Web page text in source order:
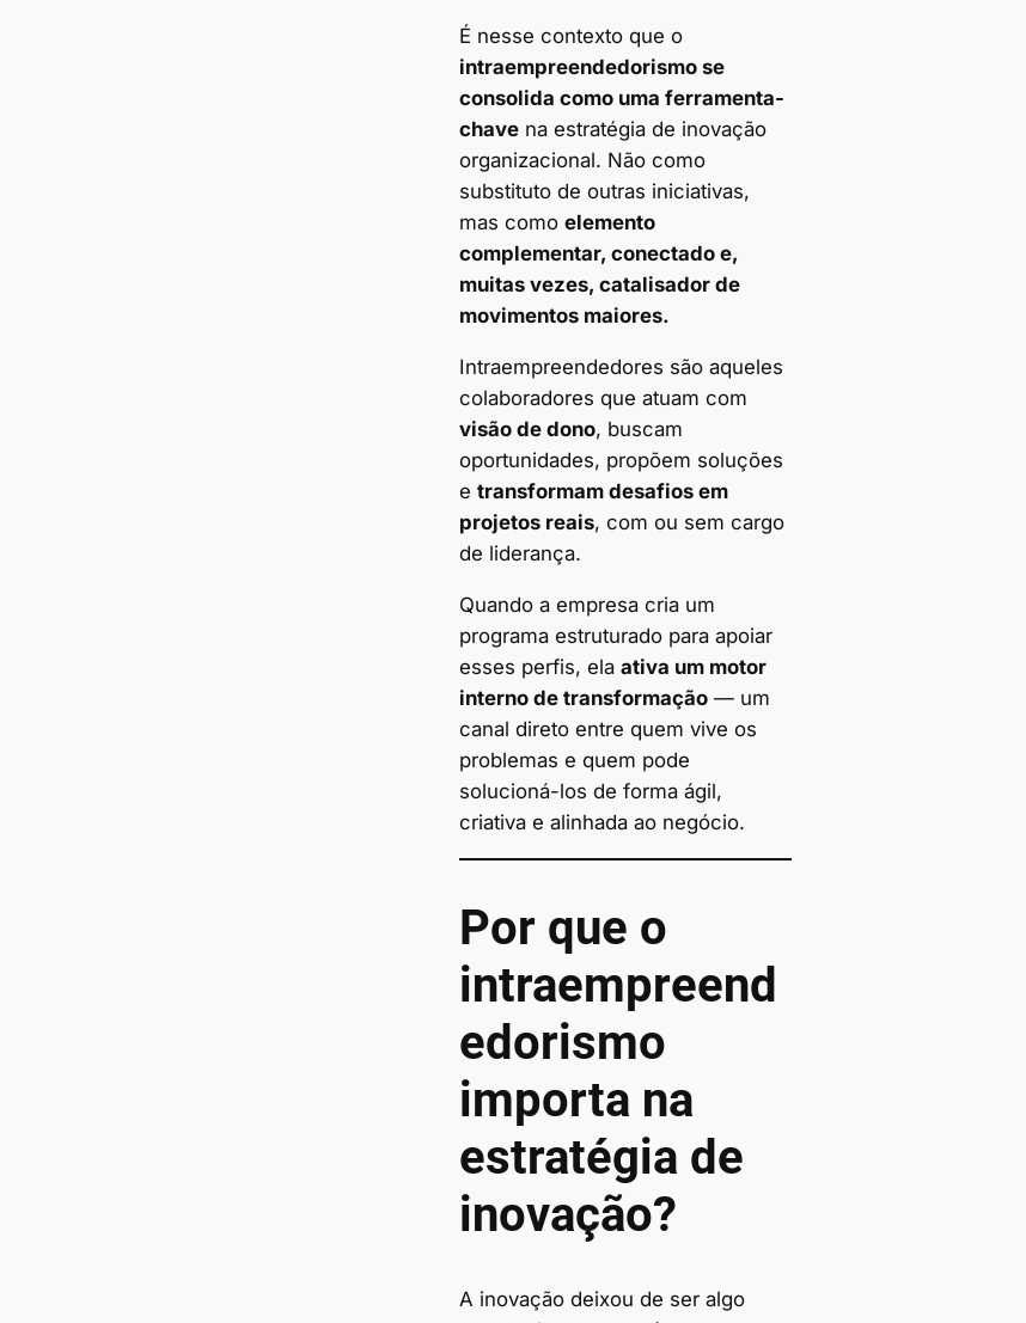
É nesse contexto que o
intraempreendedorismo se
consolida como uma ferramenta-
chave na estratégia de inovação
organizacional. Não como
substituto de outras iniciativas,
mas como elemento
complementar, conectado e,
muitas vezes, catalisador de
movimentos maiores.
Intraempreendedores são aqueles
colaboradores que atuam com
visão de dono, buscam
oportunidades, propõem soluções
e transformam desafios em
projetos reais, com ou sem cargo
de liderança.
Quando a empresa cria um
programa estruturado para apoiar
esses perfis, ela ativa um motor
interno de transformação — um
canal direto entre quem vive os
problemas e quem pode
solucioná-los de forma ágil,
criativa e alinhada ao negócio.
Por que o
intraempreend
edorismo
importa na
estratégia de
inovação?
A inovação deixou de ser algo